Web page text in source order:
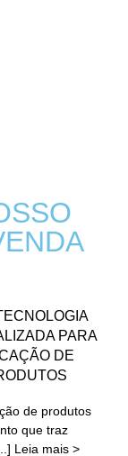
PARA
DE
de produtos
que traz
Leia mais >